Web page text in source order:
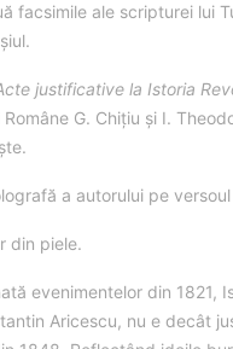
facsimile ale scripturei lui
justificative la Istoria
G. Chițiu și I.
a autorului pe
din piele.
evenimentelor din 1821,
Aricescu, nu e decât